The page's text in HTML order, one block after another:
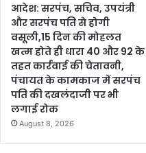
आदेश: सरपंच, सचिव, उपयंत्री
और सरपंच पति से होगी
वसूली,15 दिन की मोहलत
खत्म होते ही धारा 40 और 92 के
तहत कार्रवाई की चेतावनी,
पंचायत के कामकाज में सरपंच
पति की दखलंदाजी पर भी
लगाई रोक
August 8, 2026